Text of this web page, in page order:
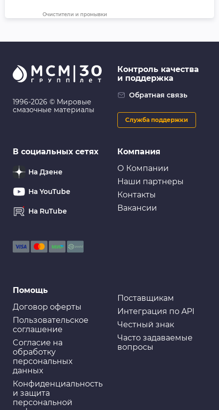
Очистители и промывки
Детали подвески и рулевого управления
Полиуретановый Сайлентблок передней подвески,
заднего поперечного рычага, внутренний
GRASS Очиститель двигателя "Motor Cleaner", 5.8 кг
Очистители и промывки
Смазка "Rinkai" силиконовая,аэроз. 450ml (1/24)
Смазки
FL117 Смазка силиконовая, 140 мл (аэрозоль) - FILL
Inn
1996-2026 © Мировые
смазочные материалы
Компания
О Компании
Наши партнеры
Контакты
Вакансии
Помощь
Договор оферты
Пользовательское
соглашение
Cогласие на
обработку
персональных
данных
Конфиденциальность
и защита
персональной
Поставщикам
Интеграция по API
Честный знак
Часто задаваемые
вопросы
Контроль качества
и поддержка
Обратная связь
Служба поддержки
В социальных сетях
На Дзене
На YouTube
На RuTube